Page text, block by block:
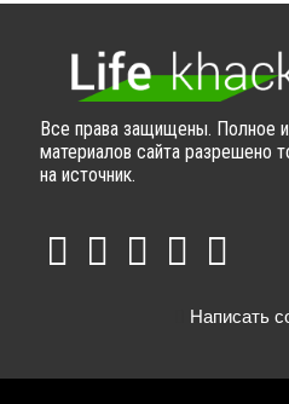
Все права защищены. Полное
материалов сайта разрешено
на источник.
Написать